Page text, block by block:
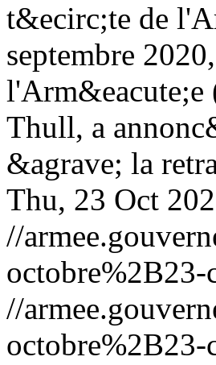
t&ecirc;te de
septembre
l'Arm&eacute;e
Thull, a
&agrave; la
Thu, 23 Oct
//
octobre%2B23-
//
octobre%2B23-